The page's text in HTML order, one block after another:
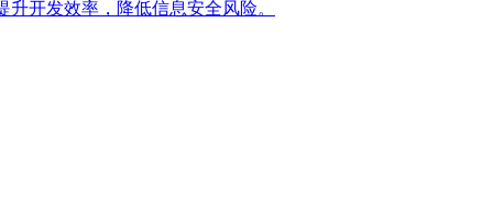
开发效率，降低信息安全风险。